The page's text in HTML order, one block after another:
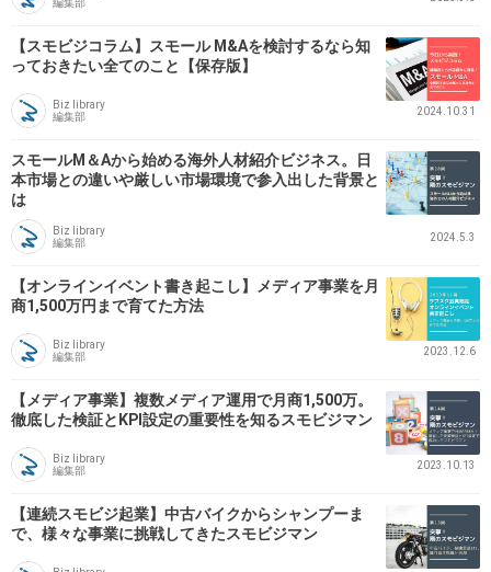
編集部
【スモビジコラム】スモール M&Aを検討するなら知
っておきたい全てのこと【保存版】
Biz library
編集部
2024.10.31
スモールM＆Aから始める海外人材紹介ビジネス。日
本市場との違いや厳しい市場環境で参入出した背景と
は
Biz library
編集部
2024.5.3
【オンラインイベント書き起こし】メディア事業を月
商1,500万円まで育てた方法
Biz library
編集部
2023.12.6
【メディア事業】複数メディア運用で月商1,500万。
徹底した検証とKPI設定の重要性を知るスモビジマン
Biz library
編集部
2023.10.13
【連続スモビジ起業】中古バイクからシャンプーま
で、様々な事業に挑戦してきたスモビジマン